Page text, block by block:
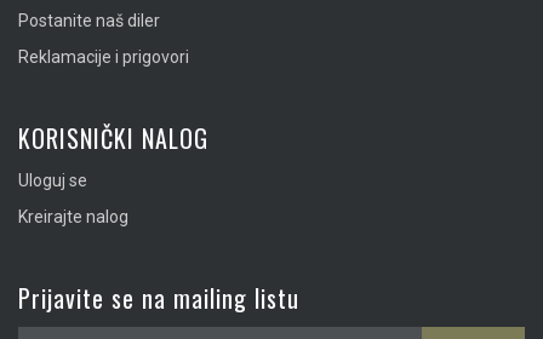
Postanite naš diler
Reklamacije i prigovori
KORISNIČKI NALOG
Uloguj se
Kreirajte nalog
Prijavite se na mailing listu